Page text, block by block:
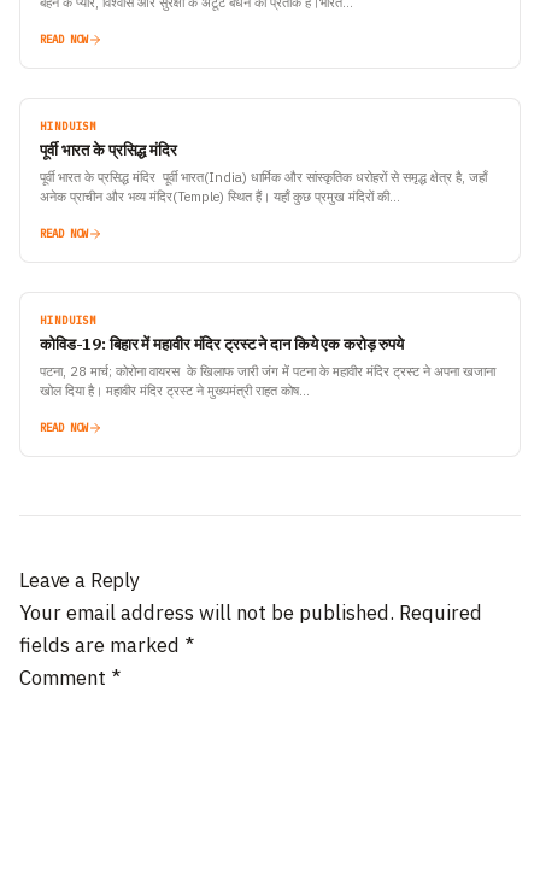
READ NOW
HINDUISM
पूर्वी भारत के प्रसिद्ध मंदिर
पूर्वी भारत के प्रसिद्ध मंदिर पूर्वी भारत(India) धार्मिक और सांस्कृतिक धरोहरों से समृद्ध क्षेत्र है, जहाँ
अनेक प्राचीन और भव्य मंदिर(Temple) स्थित हैं। यहाँ कुछ प्रमुख मंदिरों की…
READ NOW
HINDUISM
कोविड-19: बिहार में महावीर मंदिर ट्रस्ट ने दान किये एक करोड़ रुपये
पटना, 28 मार्च; कोरोना वायरस के खिलाफ जारी जंग में पटना के महावीर मंदिर ट्रस्ट ने अपना खजाना
खोल दिया है। महावीर मंदिर ट्रस्ट ने मुख्यमंत्री राहत कोष…
READ NOW
Leave a Reply
Your email address will not be published. Required
fields are marked *
Comment *